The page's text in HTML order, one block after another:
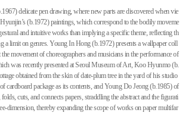
delicate pen drawing, where new parts are discovered when vie
(b.1972) paintings, which correspond to the bodily moveme
and intuitive works than implying a specific theme, reflecting th
a limit on genres. Young In Hong (b.1972) presents a wallpaper coll
movement of choreographers and musicians in the performance of
was recently presented at Seoul Museum of Art, Koo Hyunmo (b.
obtained from the skin of date-plum tree in the yard of his studio
cardboard package as its contents, and Young Do Jeong (b.1985) of
cuts, and connects papers, straddling the abstract and the figurati
dimension, thereby expanding the scope of works on paper multifar